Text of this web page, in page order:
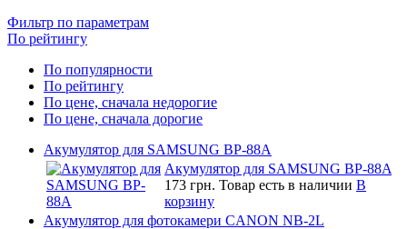
Фильтр по параметрам
По рейтингу
По популярности
По рейтингу
По цене, сначала недорогие
По цене, сначала дорогие
Акумулятор для SAMSUNG BP-88A
Акумулятор для SAMSUNG BP-88A
173 грн. Товар есть в наличии В
корзину
Акумулятор для фотокамери CANON NB-2L